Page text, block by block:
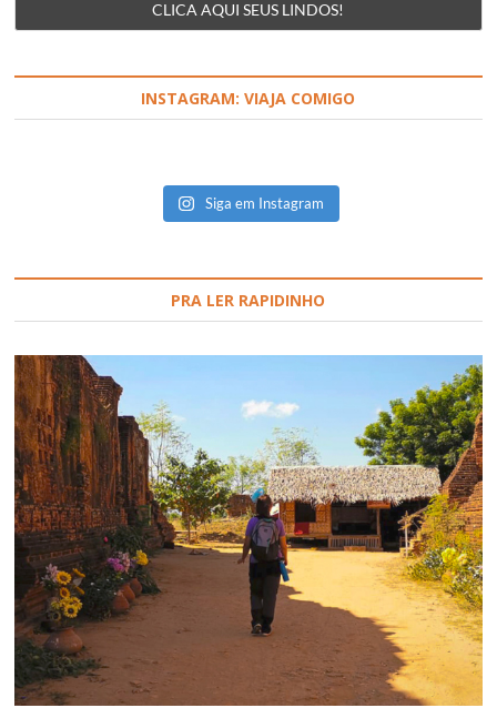
INSTAGRAM: VIAJA COMIGO
Siga em Instagram
PRA LER RAPIDINHO